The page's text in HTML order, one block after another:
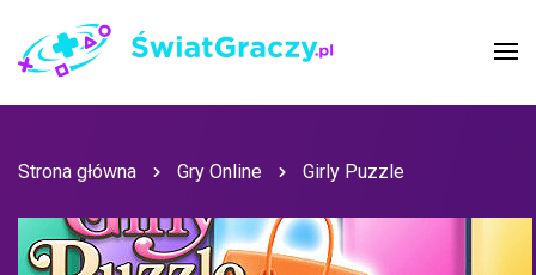
Strona główna Gry Online Girly Puzzle